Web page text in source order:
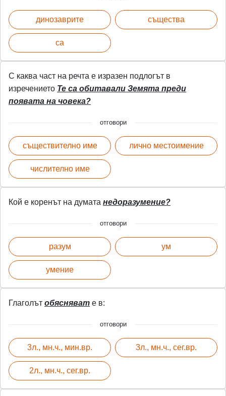
динозаврите
са
същества
С каква част на речта е изразен подлогът в
изречението Те са обитавали Земята преди
появата на човека?
отговори
съществително име
числително име
лично местоимение
Кой е коренът на думата недоразумение?
отговори
разум
умение
ум
Глаголът обясняват е в:
отговори
3л., мн.ч., мин.вр.
2л., мн.ч., сег.вр.
3л., мн.ч., сег.вр.